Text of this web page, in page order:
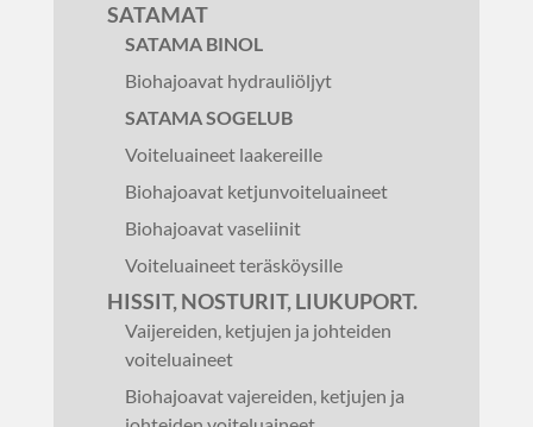
SATAMAT
SATAMA BINOL
Biohajoavat hydrauliöljyt
SATAMA SOGELUB
Voiteluaineet laakereille
Biohajoavat ketjunvoiteluaineet
Biohajoavat vaseliinit
Voiteluaineet teräsköysille
HISSIT, NOSTURIT, LIUKUPORT.
Vaijereiden, ketjujen ja johteiden
voiteluaineet
Biohajoavat vajereiden, ketjujen ja